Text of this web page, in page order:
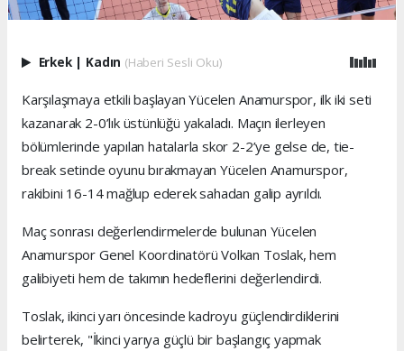
Erkek Kadın (Haberi Sesli Oku)
Karşılaşmaya etkili başlayan Yücelen Anamurspor, ilk iki seti
kazanarak 2-0’lık üstünlüğü yakaladı. Maçın ilerleyen
bölümlerinde yapılan hatalarla skor 2-2’ye gelse de, tie-
break setinde oyunu bırakmayan Yücelen Anamurspor,
rakibini 16-14 mağlup ederek sahadan galip ayrıldı.
Maç sonrası değerlendirmelerde bulunan Yücelen
Anamurspor Genel Koordinatörü Volkan Toslak, hem
galibiyeti hem de takımın hedeflerini değerlendirdi.
Toslak, ikinci yarı öncesinde kadroyu güçlendirdiklerini
belirterek, "İkinci yarıya güçlü bir başlangıç yapmak